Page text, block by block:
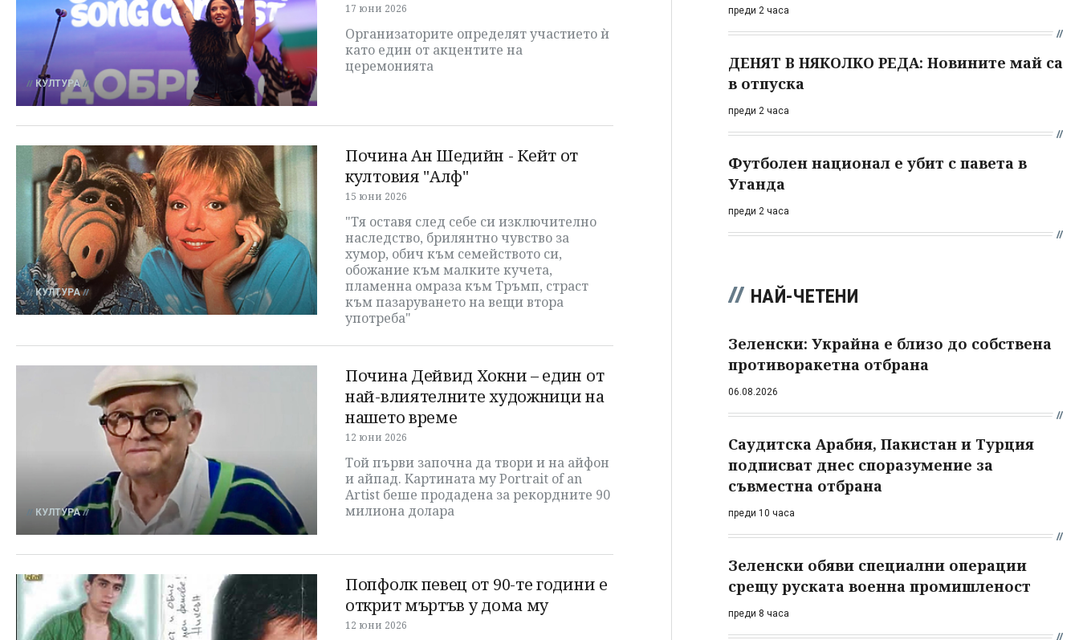
КУЛТУРА
17 юни 2026
Организаторите определят участието ѝ
като един от акцентите на
церемонията
КУЛТУРА
Почина Ан Шедийн - Кейт от
култовия "Алф"
15 юни 2026
"Тя оставя след себе си изключително
наследство, брилянтно чувство за
хумор, обич към семейството си,
обожание към малките кучета,
пламенна омраза към Тръмп, страст
към пазаруването на вещи втора
употреба"
КУЛТУРА
Почина Дейвид Хокни – един от
най-влиятелните художници на
нашето време
12 юни 2026
Той първи започна да твори и на айфон
и айпад. Картината му Portrait of an
Artist беше продадена за рекордните 90
милиона долара
Попфолк певец от 90-те години е
открит мъртъв у дома му
12 юни 2026
преди 2 часа
ДЕНЯТ В НЯКОЛКО РЕДА: Новините май са
в отпуска
преди 2 часа
Футболен национал е убит с павета в
Уганда
преди 2 часа
НАЙ-ЧЕТЕНИ
Зеленски: Украйна е близо до собствена
противоракетна отбрана
06.08.2026
Саудитска Арабия, Пакистан и Турция
подписват днес споразумение за
съвместна отбрана
преди 10 часа
Зеленски обяви специални операции
срещу руската военна промишленост
преди 8 часа